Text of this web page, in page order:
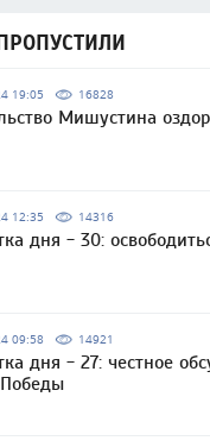
19:05 16828
Мишустина
12:35 14316
дня - 30:
09:58 14921
дня - 27: честное